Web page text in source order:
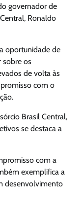
governador de
Ronaldo
oportunidade de
sobre os
de volta às
com o
Brasil Central,
se destaca a
com a
exemplifica a
desenvolvimento